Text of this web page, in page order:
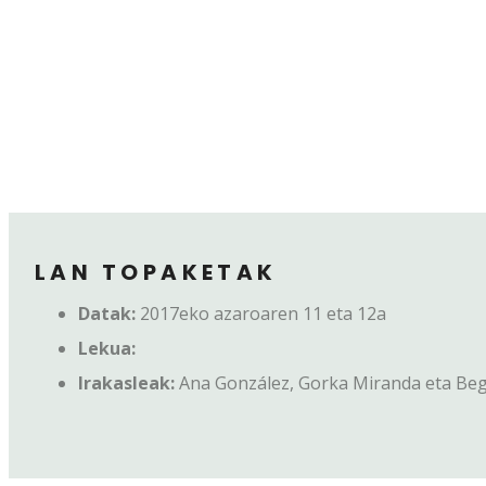
LAN TOPAKETAK
Datak: 2017eko azaroaren 11 eta 12a
Lekua:
Irakasleak:Ana González, Gorka Miranda eta